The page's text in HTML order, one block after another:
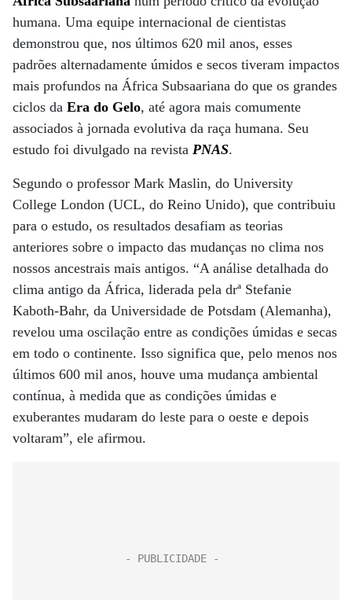
humana. Uma equipe internacional de cientistas
demonstrou que, nos últimos 620 mil anos, esses
padrões alternadamente úmidos e secos tiveram impactos
mais profundos na África Subsaariana do que os grandes
ciclos da Era do Gelo, até agora mais comumente
associados à jornada evolutiva da raça humana. Seu
estudo foi divulgado na revista PNAS.
Segundo o professor Mark Maslin, do University
College London (UCL, do Reino Unido), que contribuiu
para o estudo, os resultados desafiam as teorias
anteriores sobre o impacto das mudanças no clima nos
nossos ancestrais mais antigos. “A análise detalhada do
clima antigo da África, liderada pela drª Stefanie
Kaboth-Bahr, da Universidade de Potsdam (Alemanha),
revelou uma oscilação entre as condições úmidas e secas
em todo o continente. Isso significa que, pelo menos nos
últimos 600 mil anos, houve uma mudança ambiental
contínua, à medida que as condições úmidas e
exuberantes mudaram do leste para o oeste e depois
voltaram”, ele afirmou.